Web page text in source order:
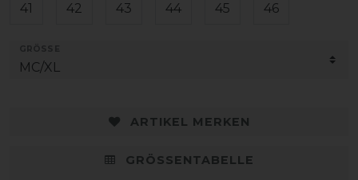
41 42 43 44 45 46
ARTIKEL MERKEN
GRÖSSENTABELLE